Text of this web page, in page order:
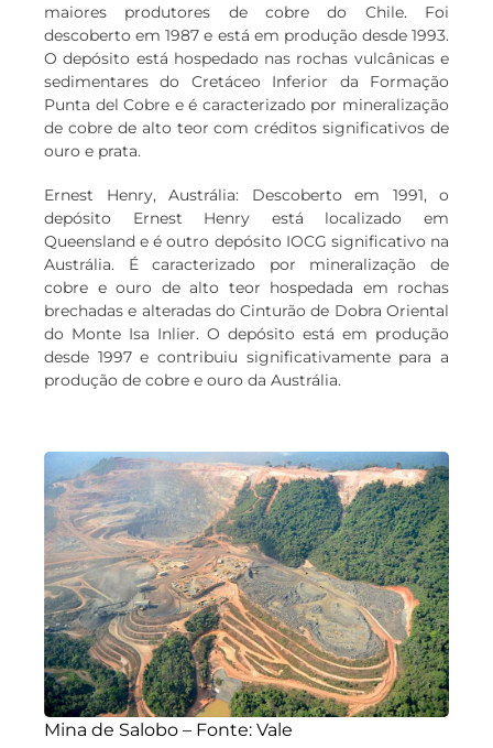
maiores produtores de cobre do Chile. Foi
descoberto em 1987 e está em produção desde 1993.
O depósito está hospedado nas rochas vulcânicas e
sedimentares do Cretáceo Inferior da Formação
Punta del Cobre e é caracterizado por mineralização
de cobre de alto teor com créditos significativos de
ouro e prata.
Ernest Henry, Austrália: Descoberto em 1991, o
depósito Ernest Henry está localizado em
Queensland e é outro depósito IOCG significativo na
Austrália. É caracterizado por mineralização de
cobre e ouro de alto teor hospedada em rochas
brechadas e alteradas do Cinturão de Dobra Oriental
do Monte Isa Inlier. O depósito está em produção
desde 1997 e contribuiu significativamente para a
produção de cobre e ouro da Austrália.
Mina de Salobo – Fonte: Vale